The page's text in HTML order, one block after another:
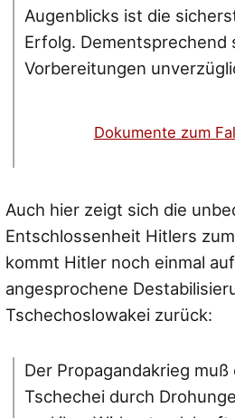
Augenblicks ist die
Erfolg. Dementsprechend
Vorbereitungen
Dokumente zum
Auch hier zeigt sich die
Entschlossenheit Hitlers
kommt Hitler noch einmal
angesprochene
Tschechoslowakei zurück:
Der Propagandakrieg
Tschechei durch